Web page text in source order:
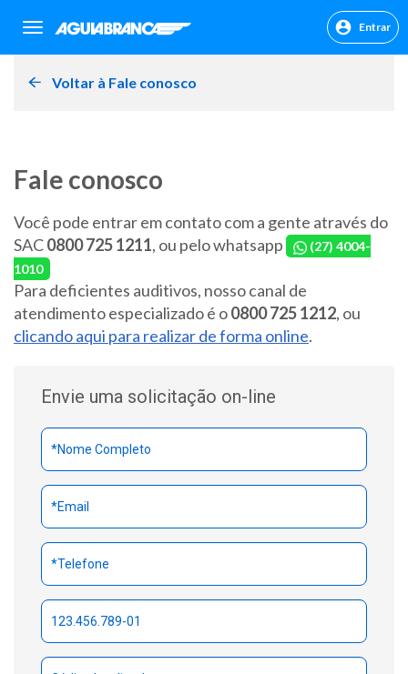
sr.header.toggle.navigation Entrar
Voltar à Fale conosco
Fale conosco
Você pode entrar em contato com a gente através do
SAC0800 725 1211, ou pelo whatsapp
(27) 4004-
1010
Para deficientes auditivos, nosso canal de
atendimento especializado é o0800 725 1212, ou
clicando aqui para realizar de forma online.
Envie uma solicitação on-line